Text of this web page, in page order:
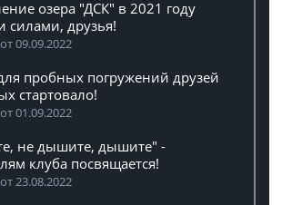
озера "ДСК" в 2021 году
силами, друзья!
09.09.2022
пробных погружений друзей
стартовало!
01.09.2022
не дышите, дышите" -
клуба посвящается!
23.08.2022